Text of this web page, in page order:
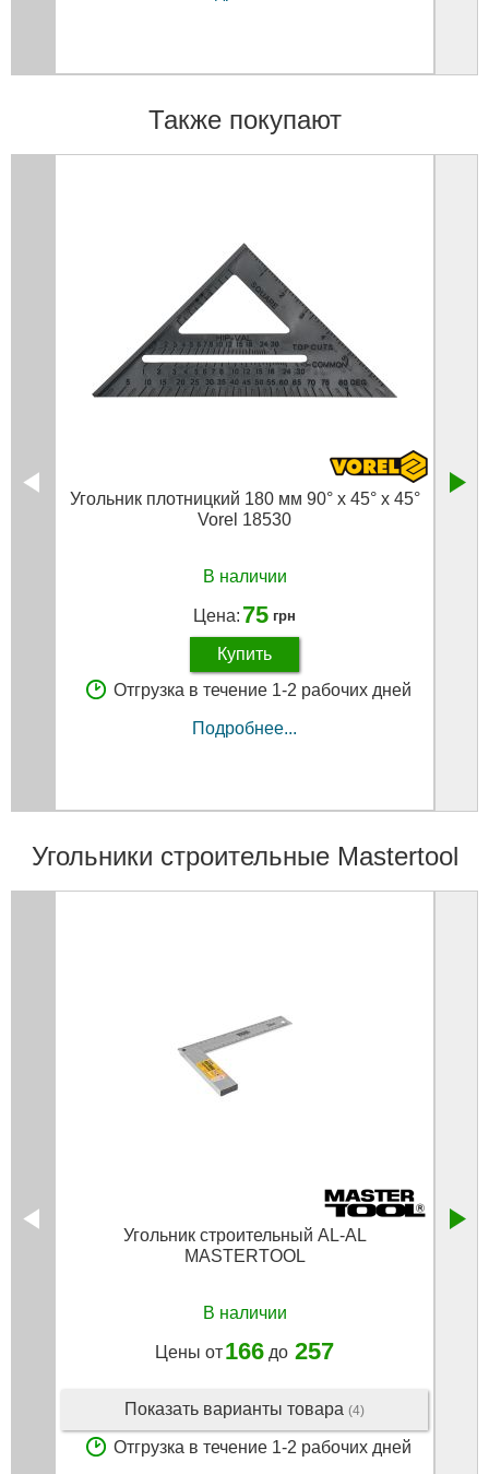
Также покупают
Угольник плотницкий 180 мм 90° х 45° х 45°
Vorel 18530
В наличии
Цена: 75 грн
Купить
Отгрузка в течение 1-2 рабочих дней
Подробнее...
Угольники строительные Mastertool
Угольник строительный AL-AL
MASTERTOOL
В наличии
Цены от166 до 257
Показать варианты товара (4)
Отгрузка в течение 1-2 рабочих дней